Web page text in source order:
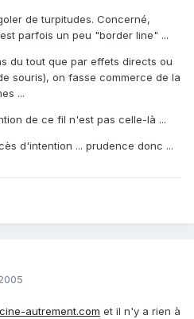
de turpitudes. Concerné,
parfois un peu "border line" ...
du tout que par effets directs ou
souris), on fasse commerce de la
...
de ce fil n'est pas celle-là ...
d'intention ... prudence donc ...
autrement.com et il n'y a rien à